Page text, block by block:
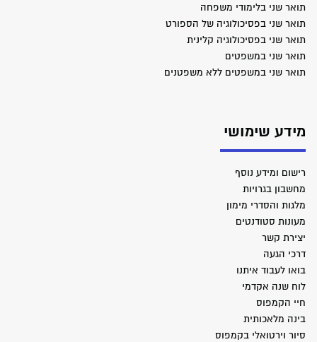
תואר שני בלימודי משפחה
תואר שני בפסיכולוגיה של הספורט
תואר שני בפסיכולוגיה קלינית
תואר שני במשפטים
תואר שני במשפטים ללא משפטנים
מידע שימושי
רישום ומידע נוסף
מחשבון בגרויות
מלגות והסדרי מימון
מעונות סטודנטים
יצירת קשר
דרכי הגעה
בואו לעבוד איתנו
לוח שנה אקדמי
חיי הקמפוס
בינה מלאכותית
סיור וירטואלי בקמפוס